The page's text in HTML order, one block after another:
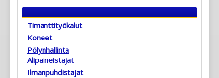
Timanttityökalut
Koneet
Pölynhallinta
Alipaineistajat
Ilmanpuhdistajat